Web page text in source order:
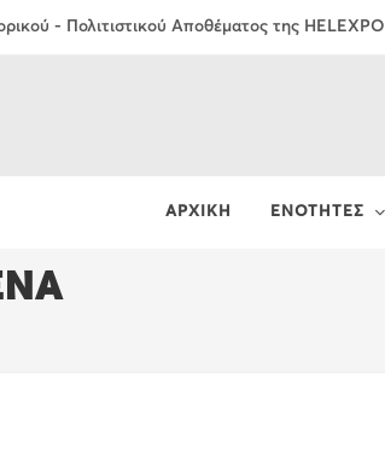
- Πολιτιστικού Αποθέματος της HELEXPO
ΑΡΧΙΚΗ ΕΝΟΤΗΤΕΣ